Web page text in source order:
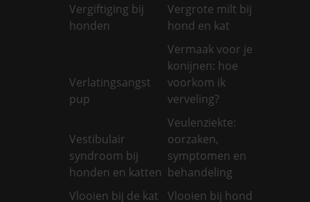
Vergiftiging bij
honden
Vergrote milt bij
hond en kat
Verlatingsangst
pup
Vermaak voor je
konijnen: hoe
voorkom ik
verveling?
Vestibulair
syndroom bij
honden en katten
Veulenziekte:
oorzaken,
symptomen en
behandeling
Vlooien bij de kat
Vlooien bij hond